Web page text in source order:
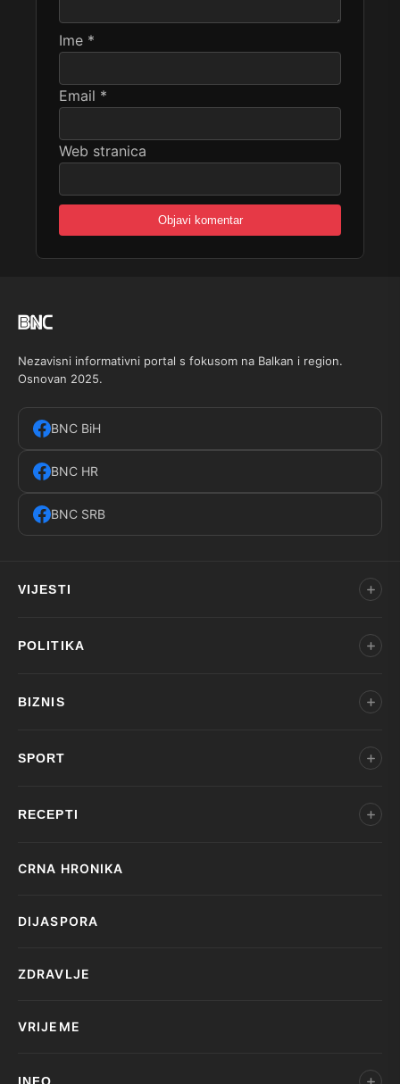
Ime *
Email *
Web stranica
Nezavisni informativni portal s fokusom na Balkan i region.
Osnovan 2025.
BNC BiH
BNC HR
BNC SRB
VIJESTI
POLITIKA
BIZNIS
SPORT
RECEPTI
CRNA HRONIKA
DIJASPORA
ZDRAVLJE
VRIJEME